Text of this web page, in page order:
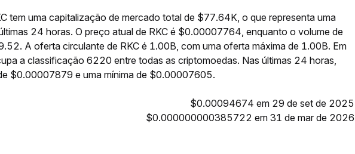
tem uma capitalização de mercado total de $77.64K, o que representa uma
24 horas. O preço atual de RKC é $0.00007764, enquanto o volume de
A oferta circulante de RKC é 1.00B, com uma oferta máxima de 1.00B. Em
a classificação 6220 entre todas as criptomoedas. Nas últimas 24 horas,
$0.00007879 e uma mínima de $0.00007605.
$0.00094674 em 29 de set de 2025
$0.000000000385722 em 31 de mar de 2026